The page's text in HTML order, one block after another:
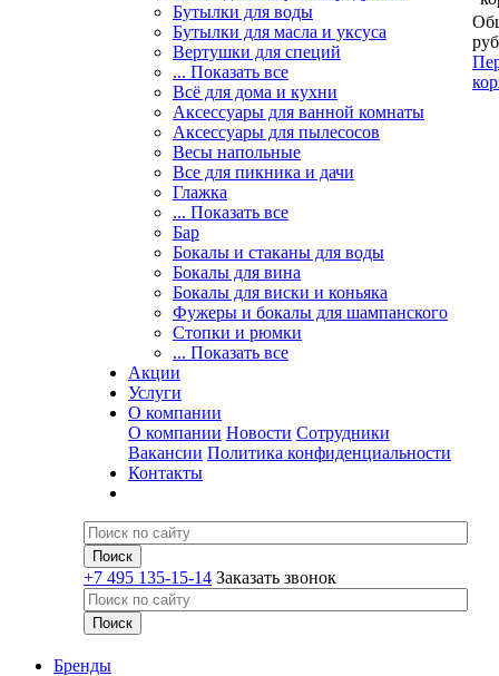
Бутылки для воды
Бутылки для масла и уксуса
Вертушки для специй
... Показать все
Всё для дома и кухни
Аксессуары для ванной комнаты
Аксессуары для пылесосов
Весы напольные
Все для пикника и дачи
Глажка
... Показать все
Бар
Бокалы и стаканы для воды
Бокалы для вина
Бокалы для виски и коньяка
Фужеры и бокалы для шампанского
Стопки и рюмки
... Показать все
Акции
Услуги
О компании
О компании Новости Сотрудники
Вакансии Политика конфиденциальности
Контакты
+7 495 135-15-14 Заказать звонок
Бренды